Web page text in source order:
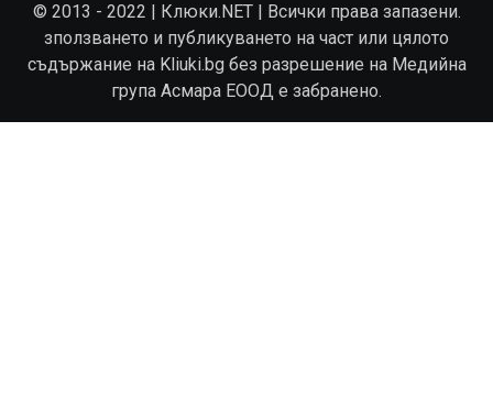
© 2013 - 2022 | Клюки.NET | Всички права запазени.
зползването и публикуването на част или цялото
съдържание на Kliuki.bg без разрешение на Медийна
група Асмара ЕООД е забранено.